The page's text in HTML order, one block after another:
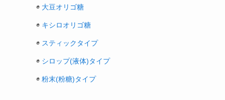
◉ 大豆オリゴ糖
◉ キシロオリゴ糖
◉ スティックタイプ
◉ シロップ(液体)タイプ
◉ 粉末(粉糖)タイプ